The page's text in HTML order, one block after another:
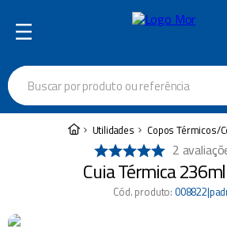
Buscar por produto ou referência
Utilidades Copos Térmicos/
2
Cuia Térmica
Cód. produto:
Termos mais buscados